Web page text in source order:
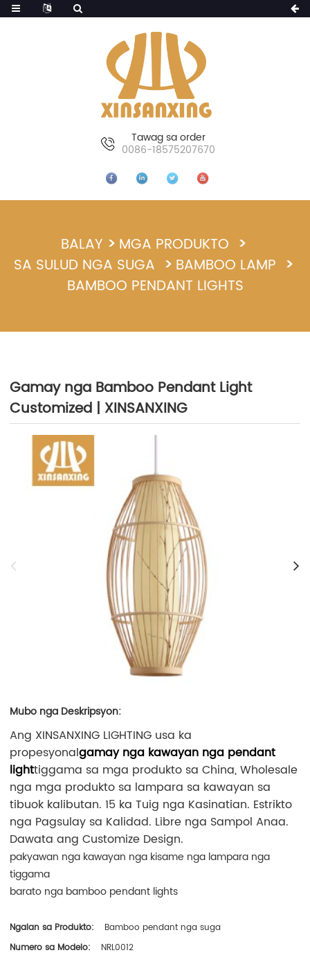
Tawag sa order
0086-18575207670
BALAY
MGA PRODUKTO
SA SULUD NGA SUGA
BAMBOO LAMP
BAMBOO PENDANT LIGHTS
Gamay nga Bamboo Pendant Light
Customized | XINSANXING
Mubo nga Deskripsyon:
Ang XINSANXING LIGHTING usa ka
propesyonalgamay nga kawayan nga pendant
lighttiggama sa mga produkto sa China, Wholesale
nga mga produkto sa lampara sa kawayan sa
tibuok kalibutan. 15 ka Tuig nga Kasinatian. Estrikto
nga Pagsulay sa Kalidad. Libre nga Sampol Anaa.
Dawata ang Customize Design.
pakyawan nga kawayan nga kisame nga lampara nga
tiggama
barato nga bamboo pendant lights
Ngalan sa Produkto:
Bamboo pendant nga suga
Numero sa Modelo:
NRL0012